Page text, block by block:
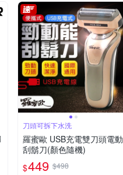
刀頭可拆下水洗
羅蜜歐 USB充電雙刀頭電動
刮鬍刀(顏色隨機)
$449 $498